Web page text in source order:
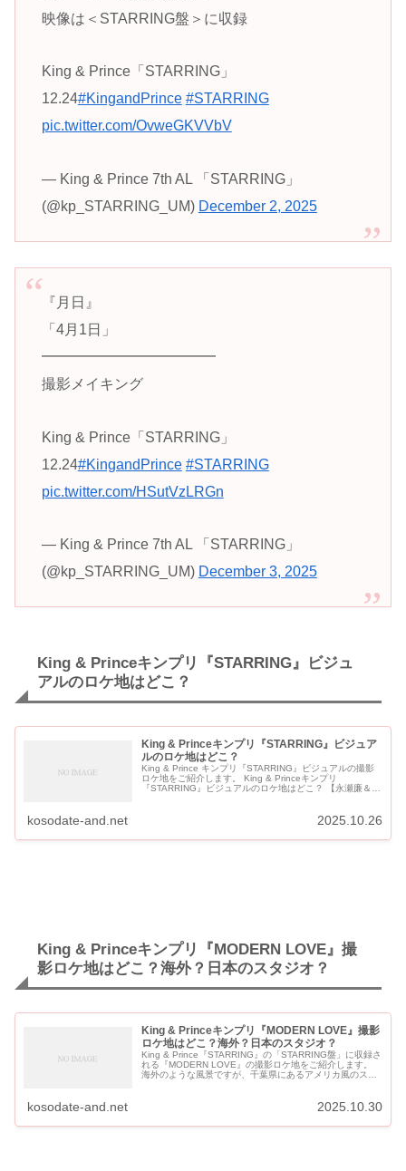
映像は＜STARRING盤＞に収録
King & Prince「STARRING」
12.24#KingandPrince #STARRING
pic.twitter.com/OvweGKVVbV
— King & Prince 7th AL 「STARRING」
(@kp_STARRING_UM) December 2, 2025
『月日』
「4月1日」
━━━━━━━━━━━━
️撮影メイキング
King & Prince「STARRING」
12.24#KingandPrince #STARRING
pic.twitter.com/HSutVzLRGn
— King & Prince 7th AL 「STARRING」
(@kp_STARRING_UM) December 3, 2025
King & Princeキンプリ『STARRING』ビジュ
アルのロケ地はどこ？
King & Princeキンプリ『STARRING』ビジュア
ルのロケ地はどこ？
King & Prince キンプリ『STARRING』ビジュアルの撮影
ロケ地をご紹介します。 King & Princeキンプリ
『STARRING』ビジュアルのロケ地はどこ？ 【永瀬廉＆髙
kosodate-and.net 2025.10.26
King & Princeキンプリ『MODERN LOVE』撮
影ロケ地はどこ？海外？日本のスタジオ？
King & Princeキンプリ『MODERN LOVE』撮影
ロケ地はどこ？海外？日本のスタジオ？
King & Prince『STARRING』の「STARRING盤」に収録さ
れる『MODERN LOVE』の撮影ロケ地をご紹介します。
海外のような風景ですが、千葉県にあるアメリカ風のスタ
kosodate-and.net 2025.10.30